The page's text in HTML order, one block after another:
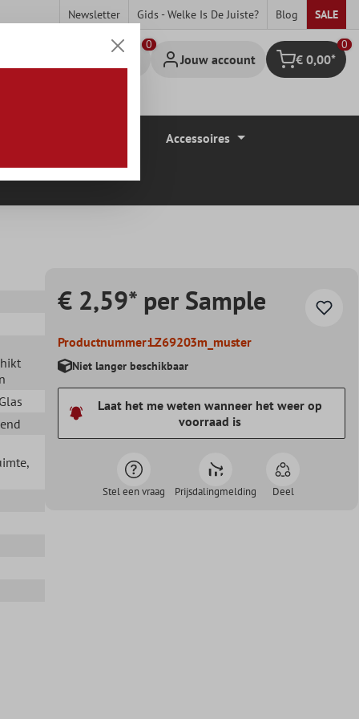
Newsletter Gids - Welke Is De Juiste? Blog SALE
Jouw account Winkelmandje
0
€ 0,00*
Accessoires
,
€ 2,59* per Sample
Productnummer:LZ69203m_muster
Niet langer beschikbaar
Laat het me weten wanneer het weer op
voorraad is
Stel een vraag Prijsdalingmelding Deel